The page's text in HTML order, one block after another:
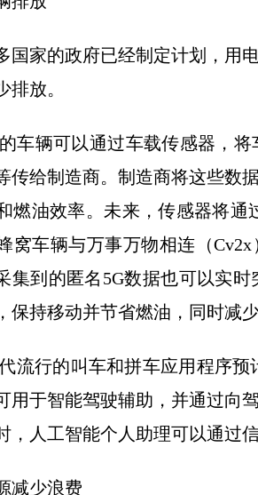
家的政府已经制定计划，用电
排放。
辆可以通过车载传感器，将
传给制造商。制造商将这些数
燃油效率。未来，传感器将
窝车辆与万事万物相连（
集到的匿名5G数据也可以实
保持移动并节省燃油，同时减
行的叫车和拼车应用程序预
用于智能驾驶辅助，并通过向
，人工智能个人助理可以通过
少浪费